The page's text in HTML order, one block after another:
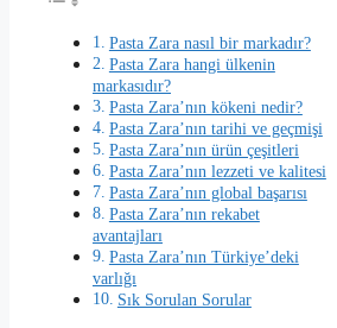
Pasta Zara nasıl bir markadır?
Pasta Zara hangi ülkenin
markasıdır?
Pasta Zara’nın kökeni nedir?
Pasta Zara’nın tarihi ve geçmişi
Pasta Zara’nın ürün çeşitleri
Pasta Zara’nın lezzeti ve kalitesi
Pasta Zara’nın global başarısı
Pasta Zara’nın rekabet
avantajları
Pasta Zara’nın Türkiye’deki
varlığı
Sık Sorulan Sorular